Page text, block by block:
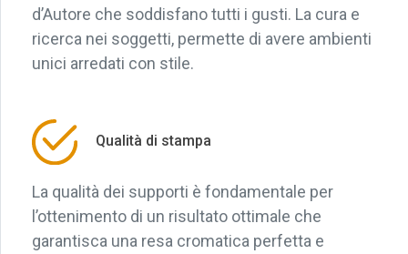
d’Autore che soddisfano tutti i gusti. La cura e
ricerca nei soggetti, permette di avere ambienti
unici arredati con stile.
Qualità di stampa
La qualità dei supporti è fondamentale per
l’ottenimento di un risultato ottimale che
garantisca una resa cromatica perfetta e